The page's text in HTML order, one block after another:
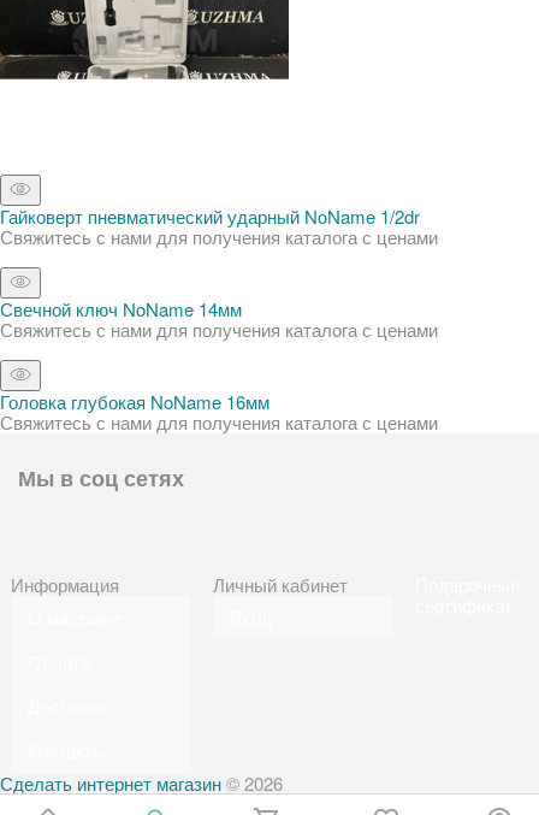
Гайковерт пневматический ударный NoName 1/2dr
Свяжитесь с нами для получения каталога с ценами
Свечной ключ NoName 14мм
Свяжитесь с нами для получения каталога с ценами
Головка глубокая NoName 16мм
Свяжитесь с нами для получения каталога с ценами
Мы в соц сетях
Информация
Личный кабинет
Сделать интернет магазин© 2026